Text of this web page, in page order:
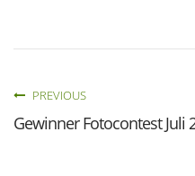
PREVIOUS
Gewinner Fotocontest Juli